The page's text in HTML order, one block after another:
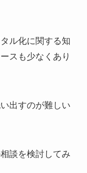
ル化に関する知
スも少なくあり
出すのが難しい
談を検討してみ